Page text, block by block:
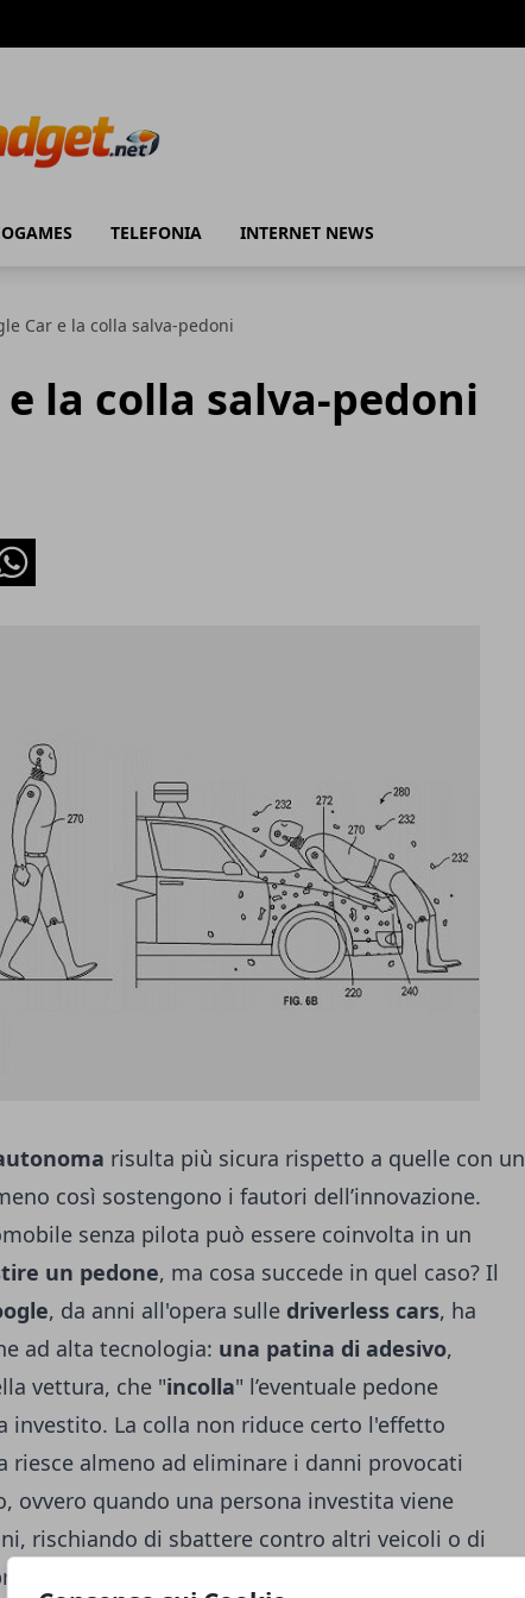
TELEFONIA INTERNET NEWS
Car e la colla salva-pedoni
e la colla salva-pedoni
risulta più sicura rispetto a quelle con un
così sostengono i fautori dell’innovazione.
senza pilota può essere coinvolta in un
un pedone, ma cosa succede in quel caso? Il
, da anni all'opera sulle driverless cars, ha
ad alta tecnologia: una patina di adesivo,
vettura, che "incolla" l’eventuale pedone
investito. La colla non riduce certo l'effetto
almeno ad eliminare i danni provocati
ovvero quando una persona investita viene
rischiando di sbattere contro altri veicoli o di
una trovata da cartone animato, ma il